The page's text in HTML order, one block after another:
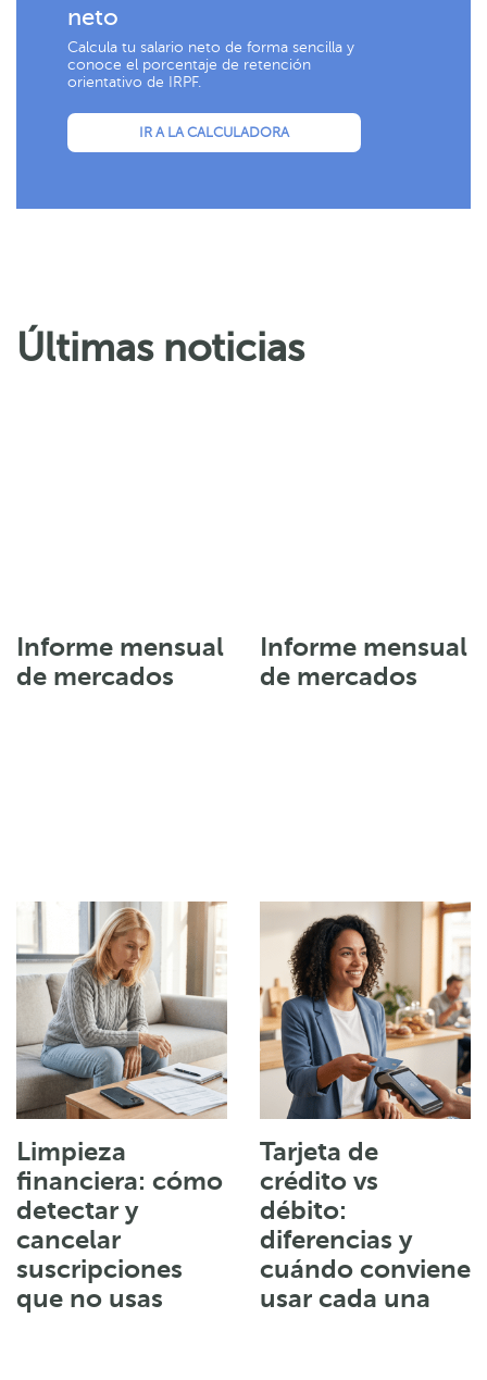
neto
Calcula tu salario neto de forma sencilla y
conoce el porcentaje de retención
orientativo de IRPF.
IR A LA CALCULADORA
Últimas noticias
Informe mensual
de mercados
Informe mensual
de mercados
Limpieza
financiera: cómo
detectar y
cancelar
suscripciones
que no usas
Tarjeta de
crédito vs
débito:
diferencias y
cuándo conviene
usar cada una